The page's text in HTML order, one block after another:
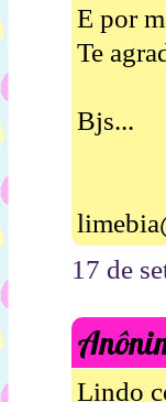
E por
Te
Bjs...
17 de
Lindo